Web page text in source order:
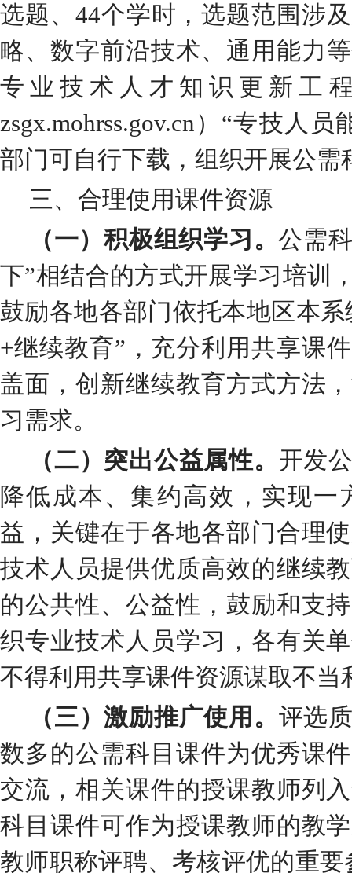
选题、 44个学时，选题范围涉及
略、数字前沿技术、 通用能力
专业技术人才知识更新工
zsgx.mohrss.gov.cn ）“专技人员
部门可自行下载，组织开展公需
三、合理使用课件资源
（一）积极组织学习 。公需
下”相结合的方式开展学习培训
鼓励各地各部门依托本地区本
+继续教育”，充分利用共享课
盖面，创新继续教育方式方法
习需求。
（二） 突出公益属性。 开发
降低成本、集约高效，实现
益，关键在于各地各部门合理
技术人员提供优质高效的继续
的公共性、公益性，鼓励和支
织专业技术人员学习，各有关
不得利用共享课件资源谋取不当
（三）激励推广使用 。 评选
数多的公需科目课件为优秀课件
交流 ， 相关课件的授课教师列
科目 课件可作为授课教师的教
教师职称评聘、考核评优的重要